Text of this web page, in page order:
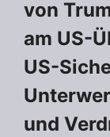
von
am US-
US-
und